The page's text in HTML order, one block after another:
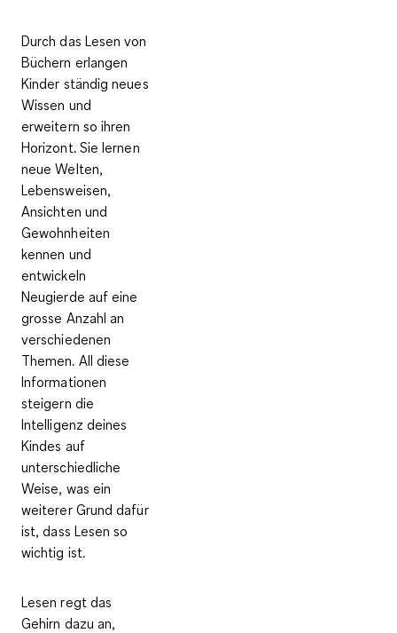
Durch das Lesen von
Büchern erlangen
Kinder ständig neues
Wissen und
erweitern so ihren
Horizont. Sie lernen
neue Welten,
Lebensweisen,
Ansichten und
Gewohnheiten
kennen und
entwickeln
Neugierde auf eine
grosse Anzahl an
verschiedenen
Themen. All diese
Informationen
steigern die
Intelligenz deines
Kindes auf
unterschiedliche
Weise, was ein
weiterer Grund dafür
ist, dass Lesen so
wichtig ist.
Lesen regt das
Gehirn dazu an,